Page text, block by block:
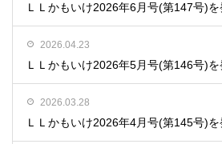
ＬＬかもいけ2026年6月号(第147号)を
2026.04.23
ＬＬかもいけ2026年5月号(第146号)を
2026.03.28
ＬＬかもいけ2026年4月号(第145号)を